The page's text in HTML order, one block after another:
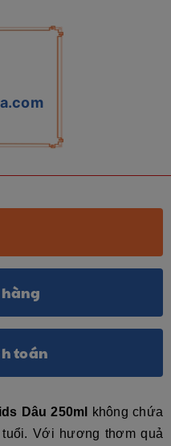
toán
Dâu 250ml
không chứa
Với hương thơm quả